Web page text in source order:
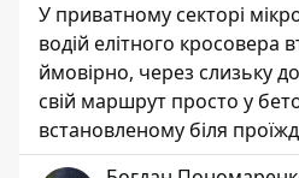
У приватному секторі
водій елітного кросовера
ймовірно, через слизьку
свій маршрут просто у
встановленому біля